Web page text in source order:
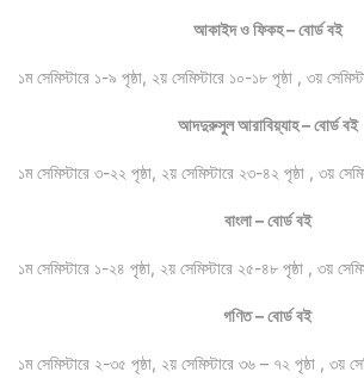
আকাইদ ও ফিকহ – বোর্ড বই
১ম সেমিস্টারে ১-৯ পৃষ্ঠা, ২য় সেমিস্টারে ১০-১৮ পৃষ্ঠা , ৩য়
আদদুরুসুল আরাবিয়্যাহ – বোর্ড বই
১ম সেমিস্টারে ৩-২২ পৃষ্ঠা, ২য় সেমিস্টারে ২৩-৪২ পৃষ্ঠা , ৩য়
বাংলা – বোর্ড বই
১ম সেমিস্টারে ১-২৪ পৃষ্ঠা, ২য় সেমিস্টারে ২৫-৪৮ পৃষ্ঠা , ৩য়
গণিত – বোর্ড বই
১ম সেমিস্টারে ২-৩৫ পৃষ্ঠা, ২য় সেমিস্টারে ৩৬ – ৭২ পৃষ্ঠা , ৩য়